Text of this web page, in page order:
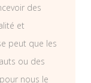
des
et
peut que les
ou des
nous le